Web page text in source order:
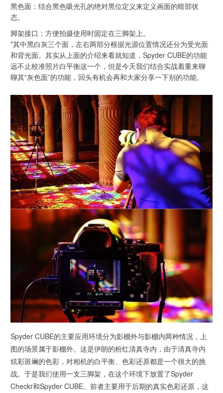
黑色面：结合黑色吸光孔的绝对黑位定义来定义画面的暗部状
态。
脚架接口：方便拍摄使用时固定在三脚架上。
*其中黑白灰三个面，左右两部分根据光源位置情况还分为受光面
和背光面。其实从上面的介绍来看就知道，Spyder CUBE的功能
远不止校准照片白平衡这一个，但是今天我们结合实战着重来聊
聊其“灰色面”的功能，回头有机会再和大家分享一下别的功能。
Spyder CUBE的主要应用环境分为影棚外与影棚内两种情况，上
图的场景属于影棚外。这是伊朗的粉红清真寺内，由于清真寺内
炫彩斑斓的色彩，对相机的白平衡、色彩还原都是一个很大的挑
战。于是我们使用一支三脚架，在这个环境下放置了Spyder
Checkr和Spyder CUBE。前者主要用于后期的真实色彩还原，这